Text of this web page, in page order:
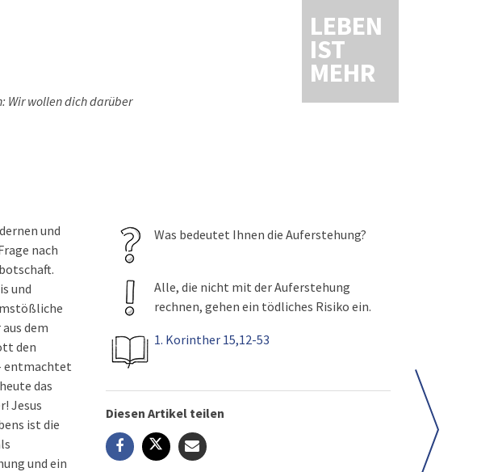
LEBEN
IST
MEHR
Wir wollen dich darüber
und
nach
und
dem
den
entmachtet
das
Jesus
ist die
und ein
Was bedeutet Ihnen die Auferstehung?
Alle, die nicht mit der Auferstehung
rechnen, gehen ein tödliches Risiko ein.
1. Korinther 15,12-53
Diesen Artikel teilen